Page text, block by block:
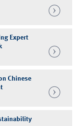
Expert
Chinese